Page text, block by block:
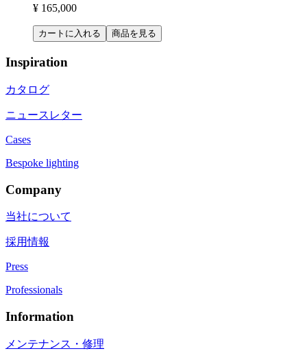
¥ 165,000
カートに入れる 商品を見る
Inspiration
カタログ
ニュースレター
Cases
Bespoke lighting
Company
当社について
採用情報
Press
Professionals
Information
メンテナンス・修理